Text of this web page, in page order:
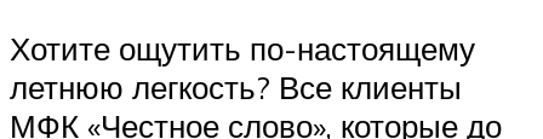
Хотите ощутить по-настоящему
летнюю легкость? Все клиенты
МФК «Честное слово», которые до